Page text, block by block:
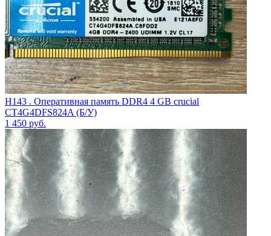
H143 . Оперативная память DDR4 4 GB crucial
CT4G4DFS824A (Б/У)
1 450 руб.